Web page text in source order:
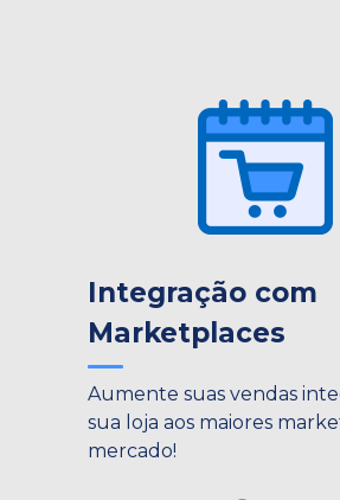
Integração com
Marketplaces
Aumente suas vendas
sua loja aos maiores
mercado!